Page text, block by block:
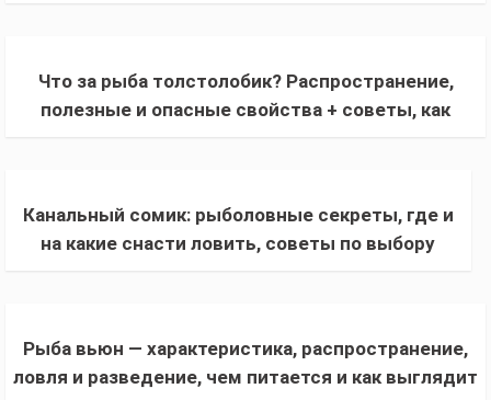
Что за рыба толстолобик? Распространение,
полезные и опасные свойства + советы, как
Канальный сомик: рыболовные секреты, где и
на какие снасти ловить, советы по выбору
Рыба вьюн — характеристика, распространение,
ловля и разведение, чем питается и как выглядит